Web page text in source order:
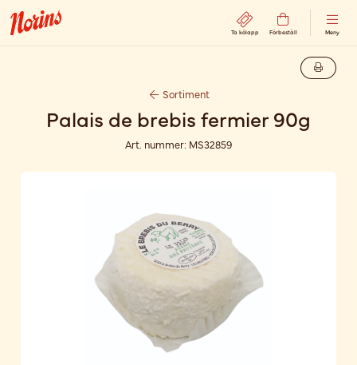
Ta kölapp Förbeställ Meny
Sortiment
Palais de brebis fermier 90g
Art. nummer: MS32859